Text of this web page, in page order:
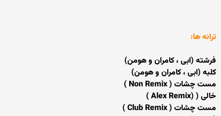
ترانه ها:
فرشته (ابی ، کامران و هومن)
کلبه (ابی ، کامران و هومن)
مست چشات ( Non Remix )
خالی ( (Alex Remix )
مست چشات ( Club Remix )